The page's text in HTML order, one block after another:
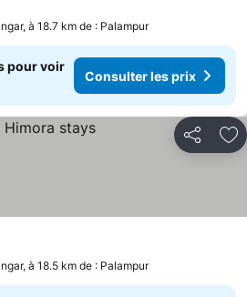
à 18.7 km de : Palampur
pour voir
Consulter les prix
Partager
à 18.5 km de : Palampur